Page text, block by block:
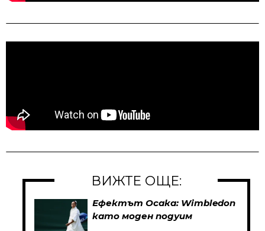
ВИЖТЕ ОЩЕ:
Ефектът Осака: Wimbledon
като моден подуим